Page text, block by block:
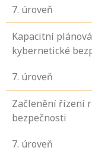
7. úroveň
Kapacitní
kybernetické
7. úroveň
Začlenění řízení
bezpečnosti
7. úroveň